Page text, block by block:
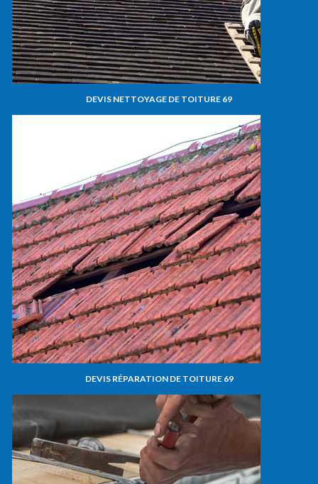
DEVIS NETTOYAGE DE TOITURE 69
DEVIS RÉPARATION DE TOITURE 69